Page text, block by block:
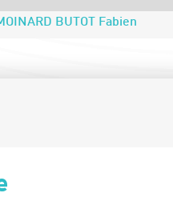
BUTOT Fabien